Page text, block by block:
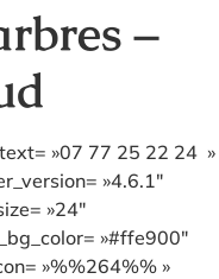
–
»07 77 25 22 24 »
»4.6.1″
»24″
»#ffe900″
»%%264%% »